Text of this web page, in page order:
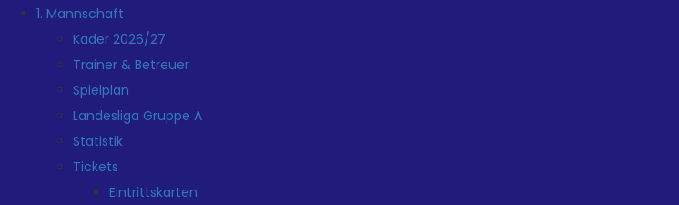
1. Mannschaft
Kader 2026/27
Trainer & Betreuer
Spielplan
Landesliga Gruppe A
Statistik
Tickets
Eintrittskarten